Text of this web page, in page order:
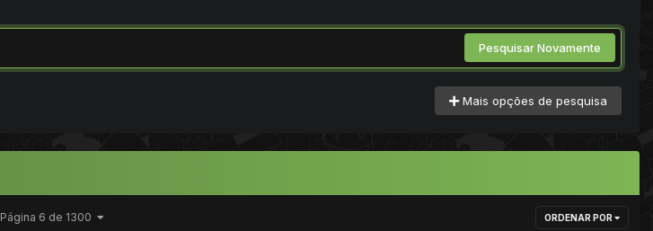
Pesquisar Novamente
Mais opções de pesquisa
Página 6 de 1300 ORDENAR POR